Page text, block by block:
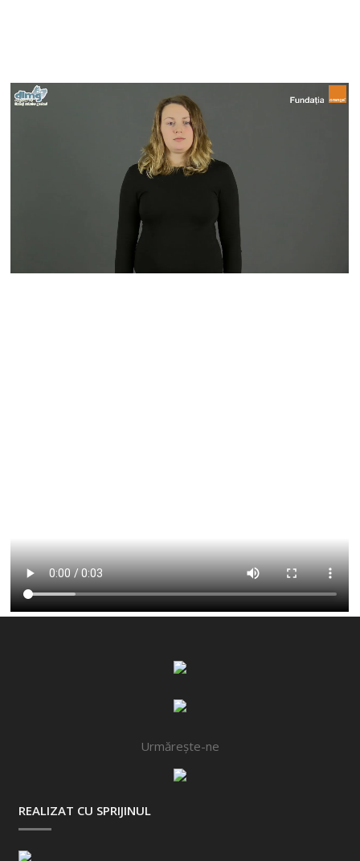
Urmărește-ne
REALIZAT CU SPRIJINUL